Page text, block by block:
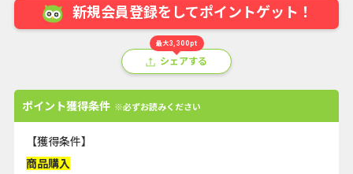
新規会員登録をしてポイントゲット！
最大3,300pt
シェアする
ポイント獲得条件 ※必ずお読みください
【獲得条件】
商品購入